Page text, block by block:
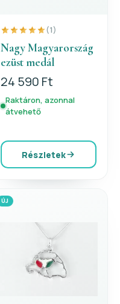
(1)
Nagy Magyarország
ezüst medál
24 590 Ft
Raktáron, azonnal
átvehető
Részletek
ÚJ